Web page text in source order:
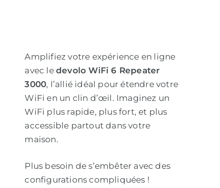
Amplifiez votre expérience en ligne
avec ledevolo WiFi 6 Repeater
3000, l’allié idéal pour étendre votre
WiFi en un clin d’œil. Imaginez un
WiFi plus rapide, plus fort, et plus
accessible partout dans votre
maison.
Plus besoin de s’embêter avec des
configurations compliquées !